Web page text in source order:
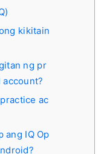
kikitain
ng pr
ac
ang IQ Op